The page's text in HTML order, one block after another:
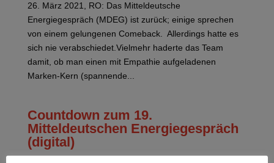
26. März 2021, RO: Das Mitteldeutsche
Energiegespräch (MDEG) ist zurück; einige sprechen
von einem gelungenen Comeback. Allerdings hatte es
sich nie verabschiedet.Vielmehr haderte das Team
damit, ob man einen mit Empathie aufgeladenen
Marken-Kern (spannende...
Countdown zum 19.
Mitteldeutschen Energiegespräch
(digital)